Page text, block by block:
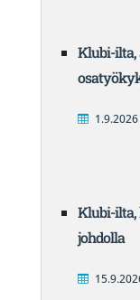
Klubi-ilta,
Klubi-ilta,
johdolla